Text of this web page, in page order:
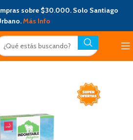
sobre $30.000. Solo Santiago
Más Info